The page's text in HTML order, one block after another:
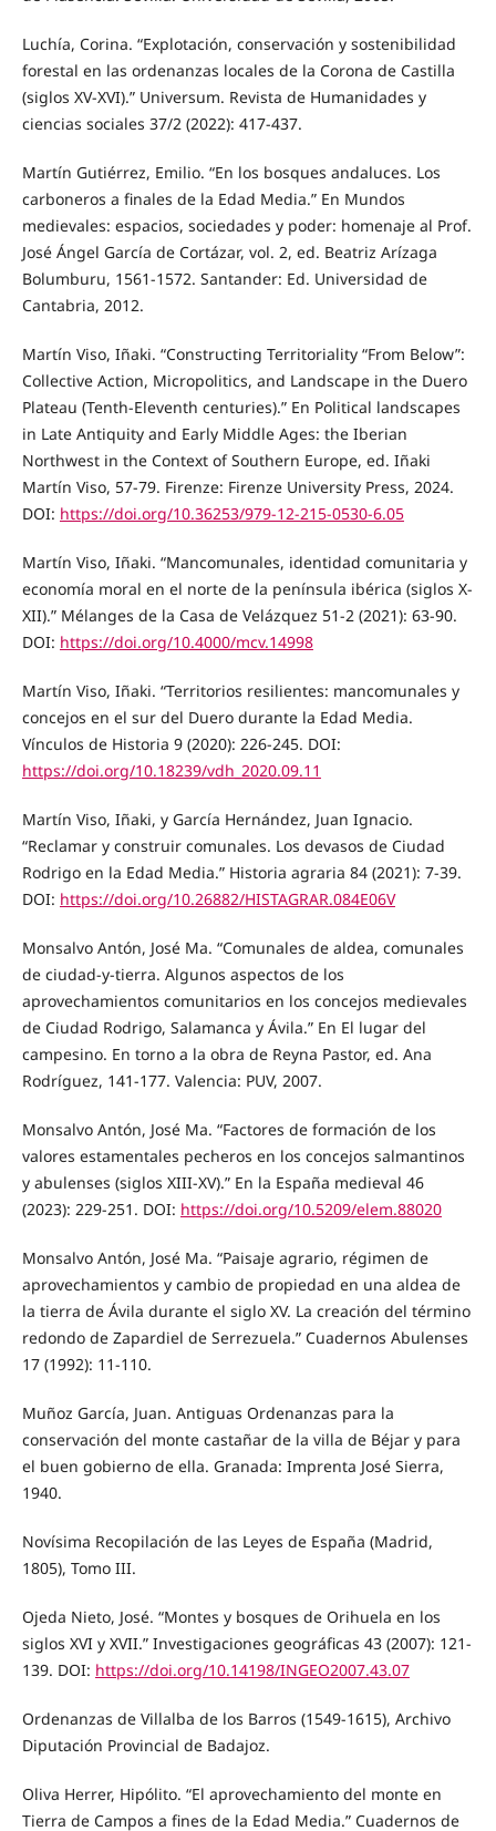
Luchía, Corina. “Explotación, conservación y sostenibilidad
forestal en las ordenanzas locales de la Corona de Castilla
(siglos XV-XVI).” Universum. Revista de Humanidades y
ciencias sociales 37/2 (2022): 417-437.
Martín Gutiérrez, Emilio. “En los bosques andaluces. Los
carboneros a finales de la Edad Media.” En Mundos
medievales: espacios, sociedades y poder: homenaje al Prof.
José Ángel García de Cortázar, vol. 2, ed. Beatriz Arízaga
Bolumburu, 1561-1572. Santander: Ed. Universidad de
Cantabria, 2012.
Martín Viso, Iñaki. “Constructing Territoriality “From Below”:
Collective Action, Micropolitics, and Landscape in the Duero
Plateau (Tenth-Eleventh centuries).” En Political landscapes
in Late Antiquity and Early Middle Ages: the Iberian
Northwest in the Context of Southern Europe, ed. Iñaki
Martín Viso, 57-79. Firenze: Firenze University Press, 2024.
DOI: https://doi.org/10.36253/979-12-215-0530-6.05
Martín Viso, Iñaki. “Mancomunales, identidad comunitaria y
economía moral en el norte de la península ibérica (siglos X-
XII).” Mélanges de la Casa de Velázquez 51-2 (2021): 63-90.
DOI: https://doi.org/10.4000/mcv.14998
Martín Viso, Iñaki. “Territorios resilientes: mancomunales y
concejos en el sur del Duero durante la Edad Media.
Vínculos de Historia 9 (2020): 226-245. DOI:
https://doi.org/10.18239/vdh_2020.09.11
Martín Viso, Iñaki, y García Hernández, Juan Ignacio.
“Reclamar y construir comunales. Los devasos de Ciudad
Rodrigo en la Edad Media.” Historia agraria 84 (2021): 7-39.
DOI: https://doi.org/10.26882/HISTAGRAR.084E06V
Monsalvo Antón, José Ma. “Comunales de aldea, comunales
de ciudad-y-tierra. Algunos aspectos de los
aprovechamientos comunitarios en los concejos medievales
de Ciudad Rodrigo, Salamanca y Ávila.” En El lugar del
campesino. En torno a la obra de Reyna Pastor, ed. Ana
Rodríguez, 141-177. Valencia: PUV, 2007.
Monsalvo Antón, José Ma. “Factores de formación de los
valores estamentales pecheros en los concejos salmantinos
y abulenses (siglos XIII-XV).” En la España medieval 46
(2023): 229-251. DOI: https://doi.org/10.5209/elem.88020
Monsalvo Antón, José Ma. “Paisaje agrario, régimen de
aprovechamientos y cambio de propiedad en una aldea de
la tierra de Ávila durante el siglo XV. La creación del término
redondo de Zapardiel de Serrezuela.” Cuadernos Abulenses
17 (1992): 11-110.
Muñoz García, Juan. Antiguas Ordenanzas para la
conservación del monte castañar de la villa de Béjar y para
el buen gobierno de ella. Granada: Imprenta José Sierra,
1940.
Novísima Recopilación de las Leyes de España (Madrid,
1805), Tomo III.
Ojeda Nieto, José. “Montes y bosques de Orihuela en los
siglos XVI y XVII.” Investigaciones geográficas 43 (2007): 121-
139. DOI: https://doi.org/10.14198/INGEO2007.43.07
Ordenanzas de Villalba de los Barros (1549-1615), Archivo
Diputación Provincial de Badajoz.
Oliva Herrer, Hipólito. “El aprovechamiento del monte en
Tierra de Campos a fines de la Edad Media.” Cuadernos de